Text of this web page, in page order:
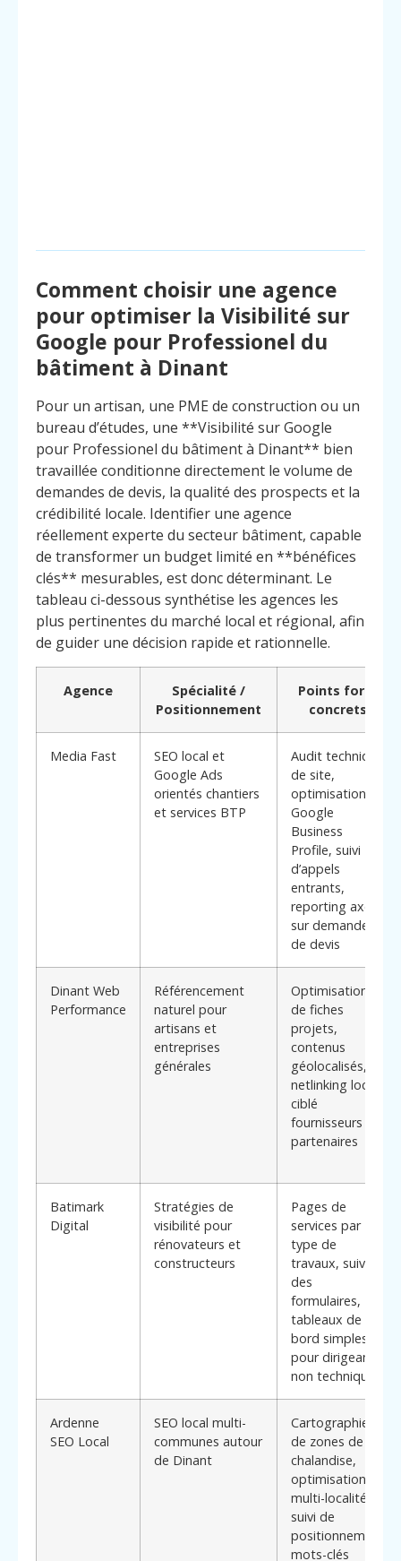
Comment choisir une agence
pour optimiser la Visibilité sur
Google pour Professionel du
bâtiment à Dinant
Pour un artisan, une PME de construction ou un
bureau d’études, une **Visibilité sur Google
pour Professionel du bâtiment à Dinant** bien
travaillée conditionne directement le volume de
demandes de devis, la qualité des prospects et la
crédibilité locale. Identifier une agence
réellement experte du secteur bâtiment, capable
de transformer un budget limité en **bénéfices
clés** mesurables, est donc déterminant. Le
tableau ci-dessous synthétise les agences les
plus pertinentes du marché local et régional, afin
de guider une décision rapide et rationnelle.
Agence
Spécialité /
Positionnement
Points forts
concrets
Media Fast
SEO local et
Google Ads
orientés chantiers
et services BTP
Audit technique
de site,
optimisation
Google
Business
Profile, suivi
d’appels
entrants,
reporting axé
sur demandes
de devis
Dinant Web
Performance
Référencement
naturel pour
artisans et
entreprises
générales
Optimisation
de fiches
projets,
contenus
géolocalisés,
netlinking local
ciblé
fournisseurs et
partenaires
Batimark
Digital
Stratégies de
visibilité pour
rénovateurs et
constructeurs
Pages de
services par
type de
travaux, suivi
des
formulaires,
tableaux de
bord simples
pour dirigeant
non technique
Ardenne
SEO Local
SEO local multi-
communes autour
de Dinant
Cartographie
de zones de
chalandise,
optimisation
multi-localités,
suivi de
positionnement
mots-clés